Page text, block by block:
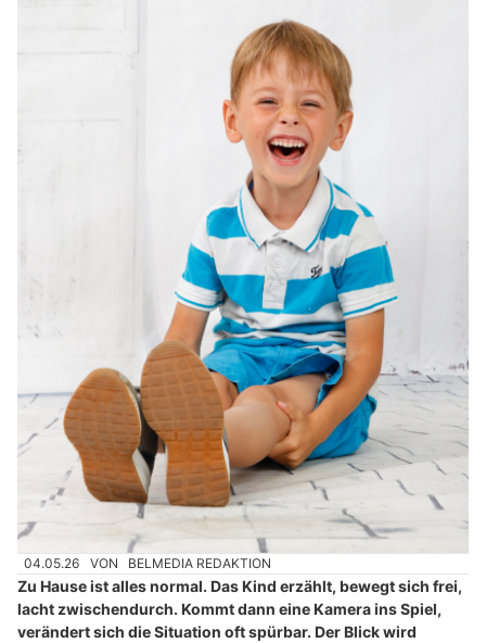
04.05.26 VON BELMEDIA REDAKTION
Zu Hause ist alles normal. Das Kind erzählt, bewegt sich frei,
lacht zwischendurch. Kommt dann eine Kamera ins Spiel,
verändert sich die Situation oft spürbar. Der Blick wird